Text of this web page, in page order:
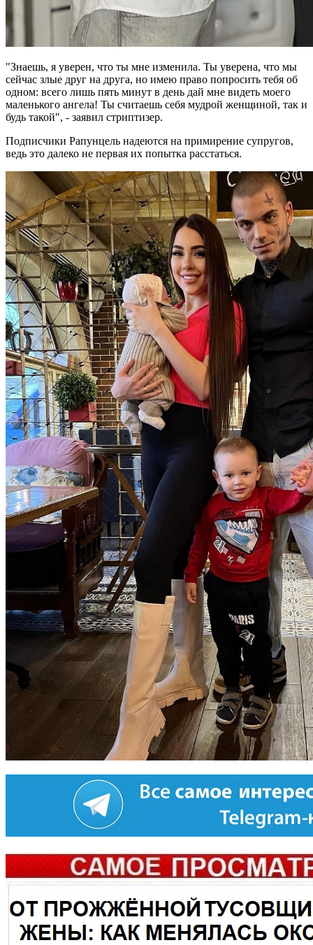
"Знаешь, я уверен, что ты мне изменила. Ты уверена, что мы
сейчас злые друг на друга, но имею право попросить тебя об
одном: всего лишь пять минут в день дай мне видеть моего
маленького ангела! Ты считаешь себя мудрой женщиной, так и
будь такой", - заявил стриптизер.
Подписчики Рапунцель надеются на примирение супругов,
ведь это далеко не первая их попытка расстаться.